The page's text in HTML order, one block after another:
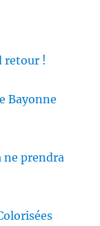
retour !
Bayonne
ne prendra